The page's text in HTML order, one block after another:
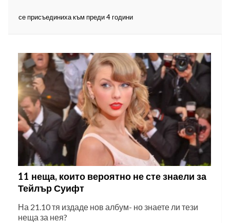
се присъединиха към преди 4 години
11 неща, които вероятно не сте знаели за
Тейлър Суифт
На 21.10 тя издаде нов албум- но знаете ли тези
неща за нея?